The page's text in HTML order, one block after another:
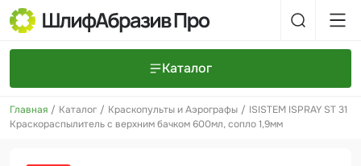
Каталог
О компании
Шлифовальные круги и полоски
Главная Каталог Краскопульты и Аэрографы
ISISTEM ISPRAY ST 31
Краскораспылитель с верхним бачком 600мл, сопло 1,9мм